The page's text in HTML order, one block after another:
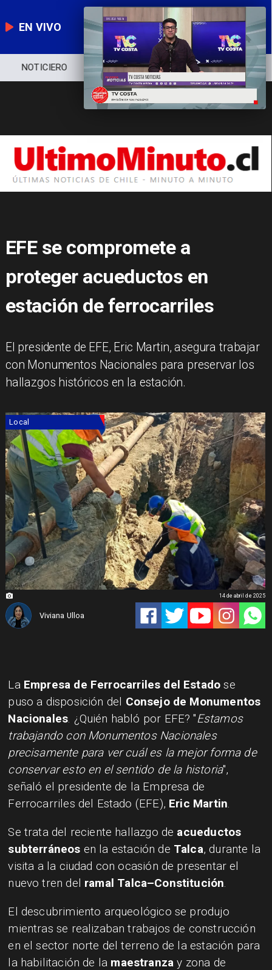
EN VIVO
NOTICIERO POLÍTICA ECONOMÍA
EFE se compromete a
proteger acueductos en
estación de ferrocarriles
El presidente de EFE, Eric Martin, asegura trabajar
con Monumentos Nacionales para preservar los
hallazgos históricos en la estación.
Local
Viviana Ulloa
14 de abril de 2025
La Empresa de Ferrocarriles del Estado se
puso a disposición del Consejo de Monumentos
Nacionales. ¿Quién habló por EFE? "Estamos
trabajando con Monumentos Nacionales
precisamente para ver cuál es la mejor forma de
conservar esto en el sentido de la historia",
señaló el presidente de la Empresa de
Ferrocarriles del Estado (EFE), Eric Martin.
Se trata del reciente hallazgo de acueductos
subterráneos en la estación de Talca, durante la
visita a la ciudad con ocasión de presentar el
nuevo tren del ramal Talca–Constitución.
El descubrimiento arqueológico se produjo
mientras se realizaban trabajos de construcción
en el sector norte del terreno de la estación para
la habilitación de la maestranza y zona de